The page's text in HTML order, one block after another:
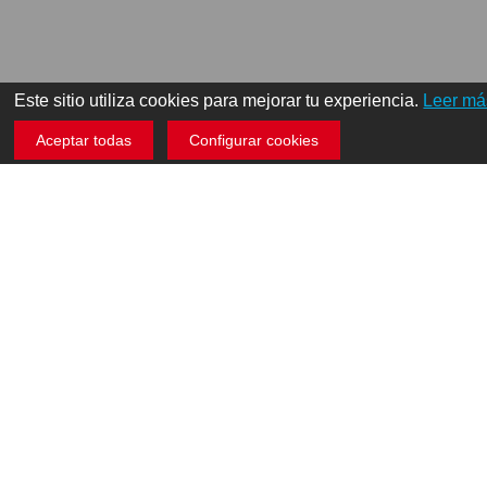
Este sitio utiliza cookies para mejorar tu experiencia. Leer
Aceptar todas Configurar cookies